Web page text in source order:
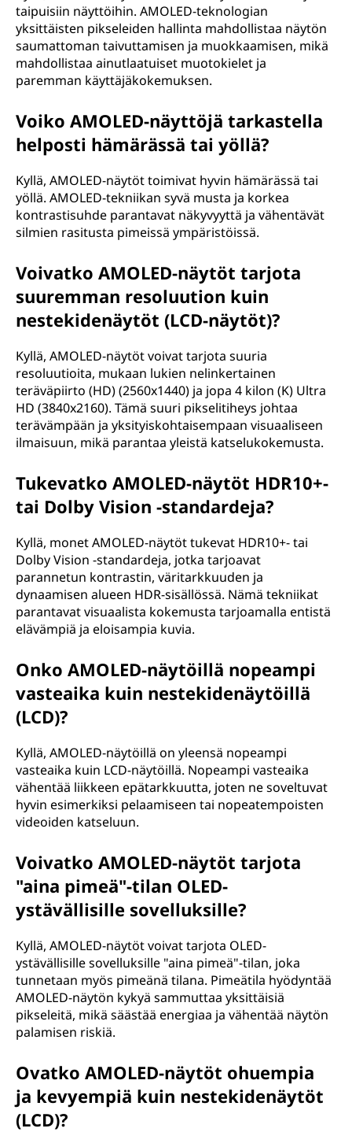
taipuisiin näyttöihin. AMOLED-teknologian
yksittäisten pikseleiden hallinta mahdollistaa näytön
saumattoman taivuttamisen ja muokkaamisen, mikä
mahdollistaa ainutlaatuiset muotokielet ja
paremman käyttäjäkokemuksen.
Voiko AMOLED-näyttöjä tarkastella
helposti hämärässä tai yöllä?
Kyllä, AMOLED-näytöt toimivat hyvin hämärässä tai
yöllä. AMOLED-tekniikan syvä musta ja korkea
kontrastisuhde parantavat näkyvyyttä ja vähentävät
silmien rasitusta pimeissä ympäristöissä.
Voivatko AMOLED-näytöt tarjota
suuremman resoluution kuin
nestekidenäytöt (LCD-näytöt)?
Kyllä, AMOLED-näytöt voivat tarjota suuria
resoluutioita, mukaan lukien nelinkertainen
teräväpiirto (HD) (2560x1440) ja jopa 4 kilon (K) Ultra
HD (3840x2160). Tämä suuri pikselitiheys johtaa
terävämpään ja yksityiskohtaisempaan visuaaliseen
ilmaisuun, mikä parantaa yleistä katselukokemusta.
Tukevatko AMOLED-näytöt HDR10+-
tai Dolby Vision -standardeja?
Kyllä, monet AMOLED-näytöt tukevat HDR10+- tai
Dolby Vision -standardeja, jotka tarjoavat
parannetun kontrastin, väritarkkuuden ja
dynaamisen alueen HDR-sisällössä. Nämä tekniikat
parantavat visuaalista kokemusta tarjoamalla entistä
elävämpiä ja eloisampia kuvia.
Onko AMOLED-näytöillä nopeampi
vasteaika kuin nestekidenäytöillä
(LCD)?
Kyllä, AMOLED-näytöillä on yleensä nopeampi
vasteaika kuin LCD-näytöillä. Nopeampi vasteaika
vähentää liikkeen epätarkkuutta, joten ne soveltuvat
hyvin esimerkiksi pelaamiseen tai nopeatempoisten
videoiden katseluun.
Voivatko AMOLED-näytöt tarjota
"aina pimeä"-tilan OLED-
ystävällisille sovelluksille?
Kyllä, AMOLED-näytöt voivat tarjota OLED-
ystävällisille sovelluksille "aina pimeä"-tilan, joka
tunnetaan myös pimeänä tilana. Pimeätila hyödyntää
AMOLED-näytön kykyä sammuttaa yksittäisiä
pikseleitä, mikä säästää energiaa ja vähentää näytön
palamisen riskiä.
Ovatko AMOLED-näytöt ohuempia
ja kevyempiä kuin nestekidenäytöt
(LCD)?